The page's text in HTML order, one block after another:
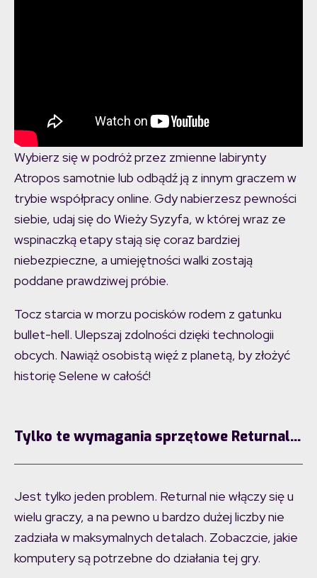
Wybierz się w podróż przez zmienne labirynty
Atropos samotnie lub odbądź ją z innym graczem w
trybie współpracy online. Gdy nabierzesz pewności
siebie, udaj się do Wieży Syzyfa, w której wraz ze
wspinaczką etapy stają się coraz bardziej
niebezpieczne, a umiejętności walki zostają
poddane prawdziwej próbie.
Tocz starcia w morzu pocisków rodem z gatunku
bullet-hell. Ulepszaj zdolności dzięki technologii
obcych. Nawiąż osobistą więź z planetą, by złożyć
historię Selene w całość!
Tylko te wymagania sprzętowe Returnal…
Jest tylko jeden problem. Returnal nie włączy się u
wielu graczy, a na pewno u bardzo dużej liczby nie
zadziała w maksymalnych detalach. Zobaczcie, jakie
komputery są potrzebne do działania tej gry.